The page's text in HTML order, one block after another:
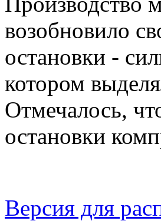
возобновило
остановки -
котором
Отмечалось,
остановки
Версия для